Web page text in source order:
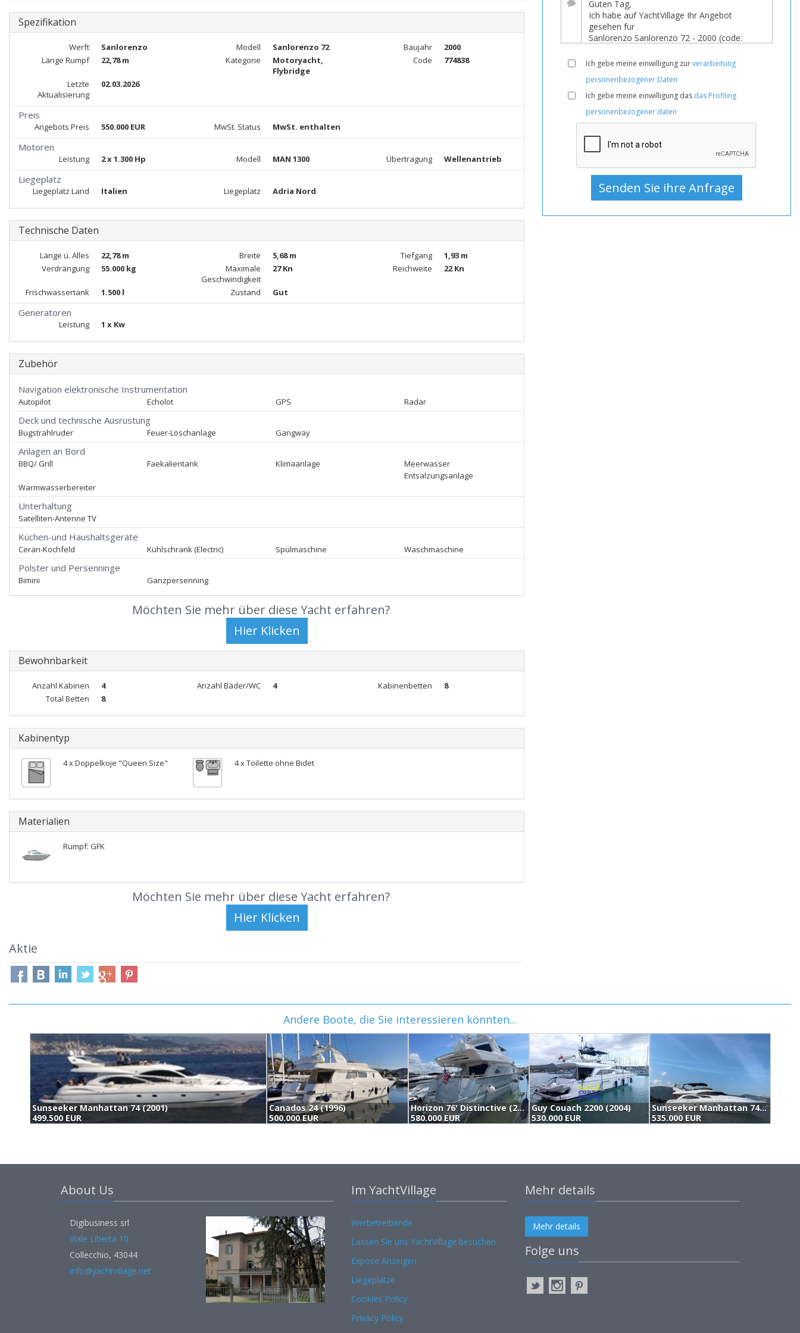
Gebraucht,
Motoryacht
Verkauf,
Motoryacht
Gebraucht,
Motoryachten
Motoryachten
Gebraucht,
Spezifikation
Werft Sanlorenzo Modell Sanlorenzo 72 Baujahr
2000
Länge Rumpf
22,78 m Kategorie
Motoryacht,
Flybridge
Code 774838
Letzte
Aktualisierung
02.03.2026
Preis
Angebots Preis 550.000 EUR MwSt. Status MwSt. enthalten
Motoren
Leistung 2 x 1.300 Hp Modell MAN 1300 Übertragung Wellenantrieb
Liegeplatz
Liegeplatz Land Italien Liegeplatz Adria Nord
Technische Daten
Länge ü. Alles 22,78 m Breite 5,68 m Tiefgang
1,93 m
Verdrängung
55.000 kg
Maximale
Geschwindigkeit
27 Kn Reichweite 22 Kn
Frischwassertank 1.500 l Zustand Gut
Generatoren
Leistung 1 x Kw
Zubehör
Navigation elektronische Instrumentation
Autopilot Echolot GPS Radar
Deck und technische Ausrüstung
Bugstrahlruder Feuer-Löschanlage Gangway
Anlagen an Bord
BBQ/ Grill Faekalientank Klimaanlage
Meerwasser
Entsalzungsanlage
Warmwasserbereiter
Unterhaltung
Satelliten-Antenne TV
Küchen-und Haushaltsgeräte
Ceran-Kochfeld Kühlschrank (Electric) Spülmaschine Waschmaschine
Polster und Persenninge
Bimini Ganzpersenning
Möchten Sie mehr über diese Yacht erfahren?
Bewohnbarkeit
Anzahl Kabinen 4 Anzahl Bäder/WC 4 Kabinenbetten
8
Total Betten
8
Kabinentyp
4 x Doppelkoje "Queen Size" 4 x Toilette ohne Bidet
Materialien
Rumpf: GFK
Möchten Sie mehr über diese Yacht erfahren?
Aktie
Ich gebe meine einwilligung zurverarbeitung
personenbezogener Daten
Ich gebe meine einwilligung das das Profiling
personenbezogener daten
Andere Boote, die Sie interessieren könnten...
Sunseeker Manhattan 74 (2001)
499.500 EUR
Canados 24 (1996)
500.000 EUR
Horizon 76' Distinctive (2001)
580.000 EUR
Guy Couach 2200 (2004)
530.000 EUR
Sunseeker Manhattan 74' Mk2 (2002)
535.000 EUR
About Us
Digibusiness srl
Viale Libertà 10
Collecchio, 43044
info@yachtvillage.net
Im YachtVillage
Werbetreibende
Lassen Sie uns YachtVillage besuchen
Expose Anzeigen
Liegeplätze
Cookies Policy
Privacy Policy
Mehr details
Mehr details
Folge uns